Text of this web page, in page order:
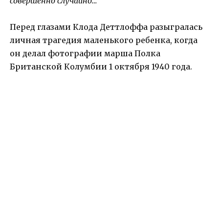
Перед глазами Клода Деттлоффа разыгралась
личная трагедия маленького ребенка, когда
он делал фотографии марша Полка
Британской Колумбии 1 октября 1940 года.